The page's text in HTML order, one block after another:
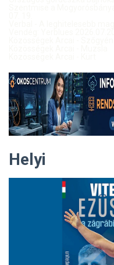
Helyi